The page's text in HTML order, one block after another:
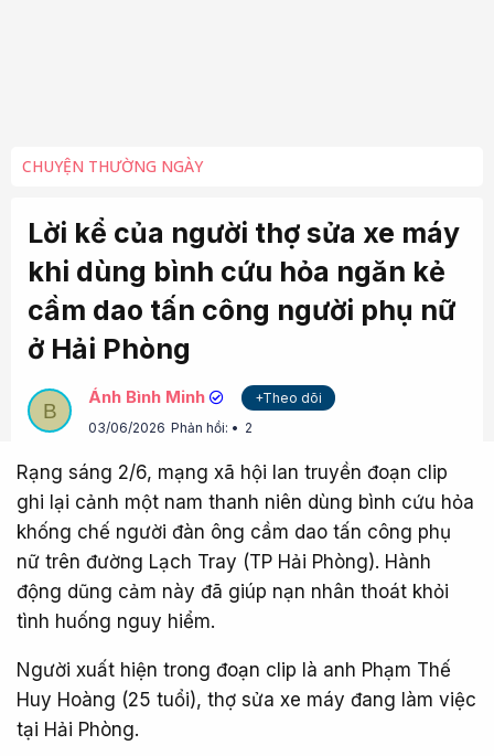
CHUYỆN THƯỜNG NGÀY
Lời kể của người thợ sửa xe máy
khi dùng bình cứu hỏa ngăn kẻ
cầm dao tấn công người phụ nữ
ở Hải Phòng
B
Ánh Bình Minh
+Theo dõi
03/06/2026 Phản hồi: 2
Rạng sáng 2/6, mạng xã hội lan truyền đoạn clip
ghi lại cảnh một nam thanh niên dùng bình cứu hỏa
khống chế người đàn ông cầm dao tấn công phụ
nữ trên đường Lạch Tray (TP Hải Phòng). Hành
động dũng cảm này đã giúp nạn nhân thoát khỏi
tình huống nguy hiểm.
Người xuất hiện trong đoạn clip là anh Phạm Thế
Huy Hoàng (25 tuổi), thợ sửa xe máy đang làm việc
tại Hải Phòng.